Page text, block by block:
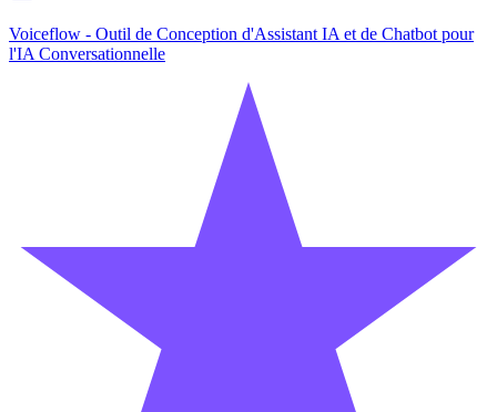
Voiceflow - Outil de Conception d'Assistant IA et de Chatbot pour
l'IA Conversationnelle